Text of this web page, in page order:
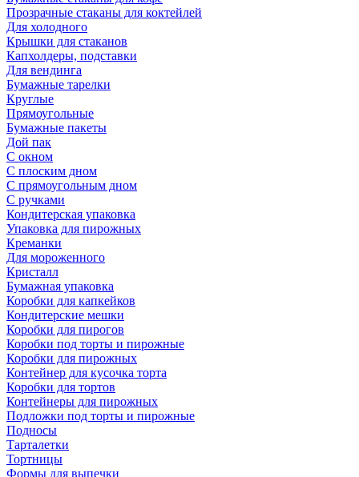
Прозрачные стаканы для коктейлей
Для холодного
Крышки для стаканов
Капхолдеры, подставки
Для вендинга
Бумажные тарелки
Круглые
Прямоугольные
Бумажные пакеты
Дой пак
С окном
С плоским дном
С прямоугольным дном
С ручками
Кондитерская упаковка
Упаковка для пирожных
Креманки
Для мороженного
Кристалл
Бумажная упаковка
Коробки для капкейков
Кондитерские мешки
Коробки для пирогов
Коробки под торты и пирожные
Коробки для пирожных
Контейнер для кусочка торта
Коробки для тортов
Контейнеры для пирожных
Подложки под торты и пирожные
Подносы
Тарталетки
Тортницы
Формы для выпечки